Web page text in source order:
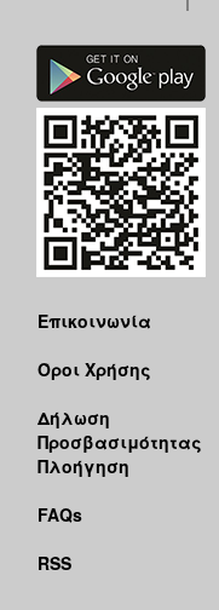
Επικοινωνία
Όροι Χρήσης
Δήλωση
Προσβασιμότητας
Πλοήγηση
FAQs
RSS